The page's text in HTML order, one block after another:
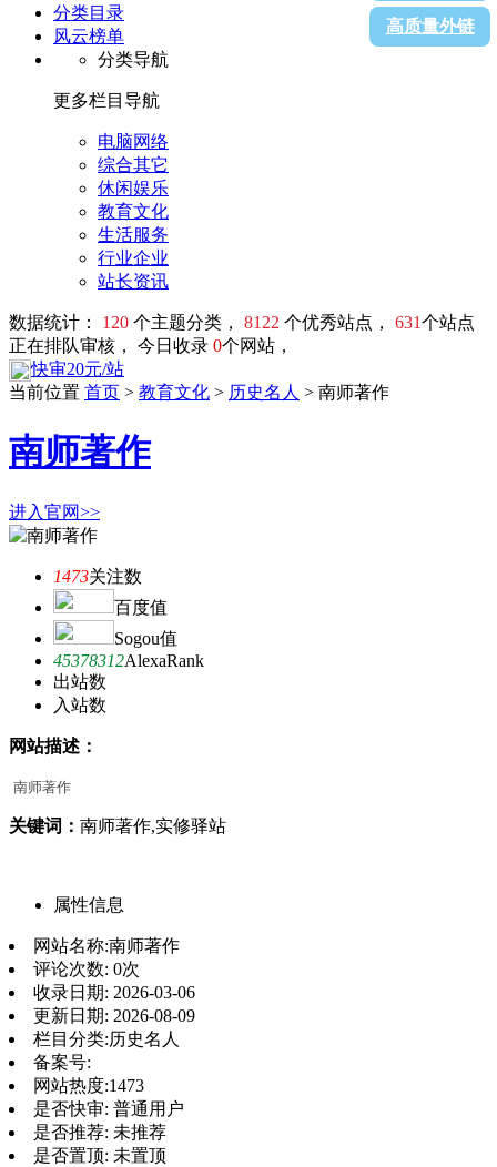
分类目录
风云榜单
分类导航
更多栏目导航
电脑网络
综合其它
休闲娱乐
教育文化
生活服务
行业企业
站长资讯
数据统计： 120 个主题分类， 8122 个优秀站点， 631个站点
正在排队审核， 今日收录 0个网站，
快审20元/站
高质量外链
当前位置 首页 > 教育文化 > 历史名人 > 南师著作
南师著作
进入官网>>
1473关注数
百度值
Sogou值
45378312AlexaRank
出站数
入站数
网站描述：
南师著作
关键词： 南师著作,实修驿站
属性信息
网站名称:南师著作
评论次数: 0次
收录日期: 2026-03-06
更新日期: 2026-08-09
栏目分类:历史名人
备案号:
网站热度:1473
是否快审: 普通用户
是否推荐: 未推荐
是否置顶: 未置顶